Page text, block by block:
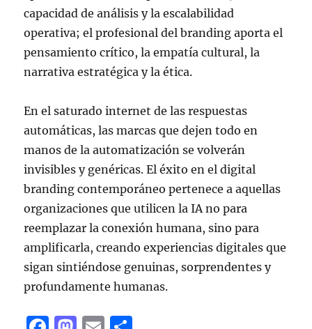
capacidad de análisis y la escalabilidad
operativa; el profesional del branding aporta el
pensamiento crítico, la empatía cultural, la
narrativa estratégica y la ética.
En el saturado internet de las respuestas
automáticas, las marcas que dejen todo en
manos de la automatización se volverán
invisibles y genéricas. El éxito en el digital
branding contemporáneo pertenece a aquellas
organizaciones que utilicen la IA no para
reemplazar la conexión humana, sino para
amplificarla, creando experiencias digitales que
sigan sintiéndose genuinas, sorprendentes y
profundamente humanas.